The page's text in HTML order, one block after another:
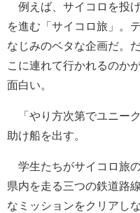
例えば、サイコロを投
を進む「サイコロ旅」。
なじみのベタな企画だ。
こに連れて行かれるのか
面白い。
「やり方次第でユニー
助け船を出す。
学生たちがサイコロ旅
県内を走る三つの鉄道路
なミッションをクリアし